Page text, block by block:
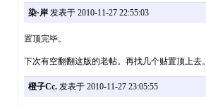
染·岸发表于 2010-11-27 22:55:03
置顶完毕。
下次有空翻翻这版的老帖。再找几个贴置顶上去。
橙子Cc.发表于 2010-11-27 23:05:55